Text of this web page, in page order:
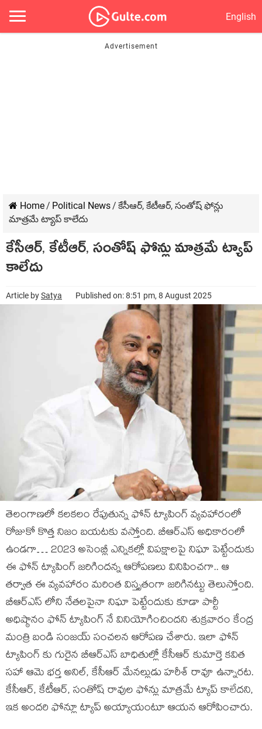
English
Home/ Political News/ కేసీఆర్, కేటీఆర్, సంతోష్ ఫోన్లు
మాత్రమే ట్యాప్ కాలేదు
కేసీఆర్, కేటీఆర్, సంతోష్ ఫోన్లు మాత్రమే ట్యాప్
కాలేదు
Article bySatya Published on: 8:51 pm, 8 August 2025
తెలంగాణలో కలకలం రేపుతున్న ఫోన్ ట్యాపింగ్ వ్యవహారంలో
రోజుకో కొత్త నిజం బయటకు వస్తోంది. బీఆర్ఎస్ అధికారంలో
ఉండగా… 2023 అసెంబ్లీ ఎన్నికల్లో విపక్షాలపై నిఘా పెట్టేందుకు
ఈ ఫోన్ ట్యాపింగ్ జరిగిందన్న ఆరోపణలు వినిపించగా.. ఆ
తర్వాత ఈ వ్యవహారం మరింత విస్తృతంగా జరిగినట్టు తెలుస్తోంది.
బీఆర్ఎస్ లోని నేతలపైనా నిఘా పెట్టేందుకు కూడా పార్టీ
అధిష్ఠానం ఫోన్ ట్యాపింగ్ నే వినియోగించిందని శుక్రవారం కేంద్ర
మంత్రి బండి సంజయ్ సంచలన ఆరోపణ చేశారు. ఇలా ఫోన్
ట్యాపింగ్ కు గురైన బీఆర్ఎస్ బాధితుల్లో కేసీఆర్ కుమార్తె కవిత
సహా ఆమె భర్త అనిల్, కేసీఆర్ మేనల్లుడు హరీశ్ రావూ ఉన్నారట.
కేసీఆర్, కేటీఆర్, సంతోష్ రావుల ఫోన్లు మాత్రమే ట్యాప్ కాలేదని,
ఇక అందరి ఫోన్లూ ట్యాప్ అయ్యాయంటూ ఆయన ఆరోపించారు.